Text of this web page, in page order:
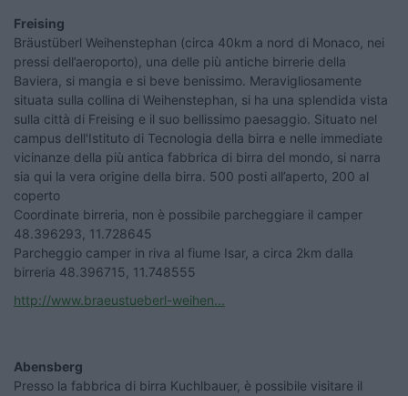
Freising
Bräustüberl Weihenstephan (circa 40km a nord di Monaco, nei
pressi dell’aeroporto), una delle più antiche birrerie della
Baviera, si mangia e si beve benissimo. Meravigliosamente
situata sulla collina di Weihenstephan, si ha una splendida vista
sulla città di Freising e il suo bellissimo paesaggio. Situato nel
campus dell'Istituto di Tecnologia della birra e nelle immediate
vicinanze della più antica fabbrica di birra del mondo, si narra
sia qui la vera origine della birra. 500 posti all’aperto, 200 al
coperto
Coordinate birreria, non è possibile parcheggiare il camper
48.396293, 11.728645
Parcheggio camper in riva al fiume Isar, a circa 2km dalla
birreria 48.396715, 11.748555
http://www.braeustueberl-weihen...
Abensberg
Presso la fabbrica di birra Kuchlbauer, è possibile visitare il